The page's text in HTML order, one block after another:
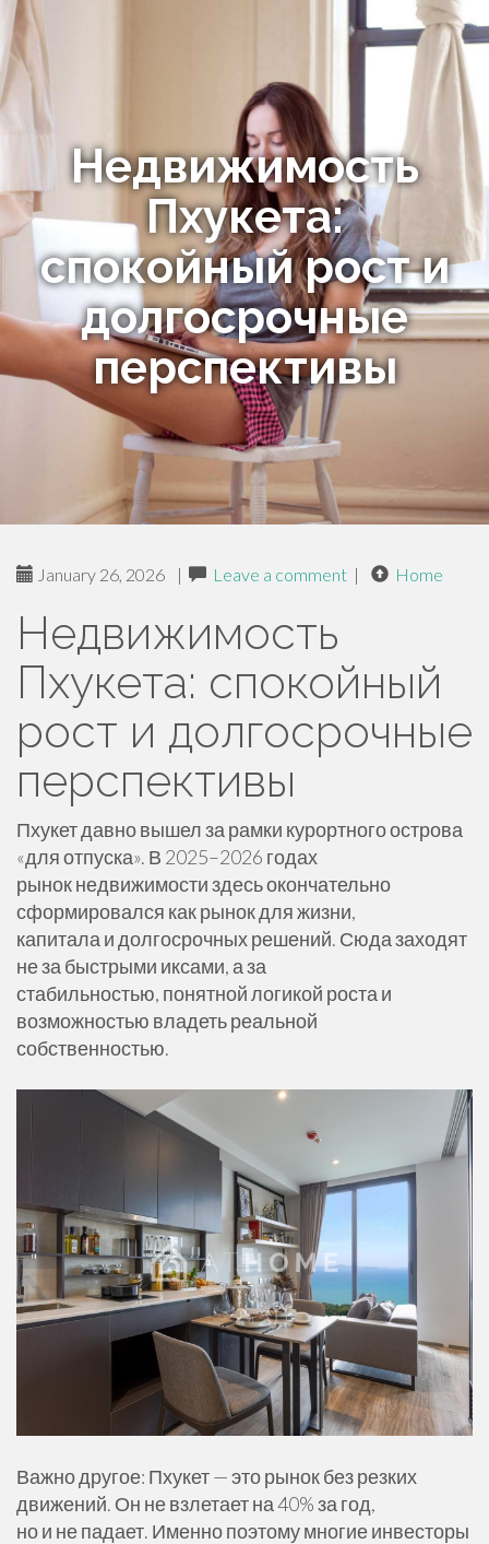
Недвижимость
Пхукета:
спокойный рост и
долгосрочные
перспективы
January 26, 2026 | Leave a comment | Home
Недвижимость
Пхукета: спокойный
рост и долгосрочные
перспективы
Пхукет давно вышел за рамки курортного острова
«для отпуска». В 2025–2026 годах
рынок недвижимости здесь окончательно
сформировался как рынок для жизни,
капитала и долгосрочных решений. Сюда заходят
не за быстрыми иксами, а за
стабильностью, понятной логикой роста и
возможностью владеть реальной
собственностью.
Важно другое: Пхукет — это рынок без резких
движений. Он не взлетает на 40% за год,
но и не падает. Именно поэтому многие инвесторы